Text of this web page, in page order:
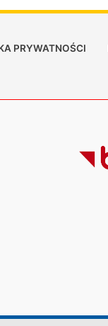
PRYWATNOŚCI